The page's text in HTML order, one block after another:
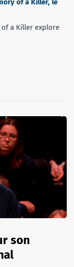
of a Killer, le
of a Killer explore
son